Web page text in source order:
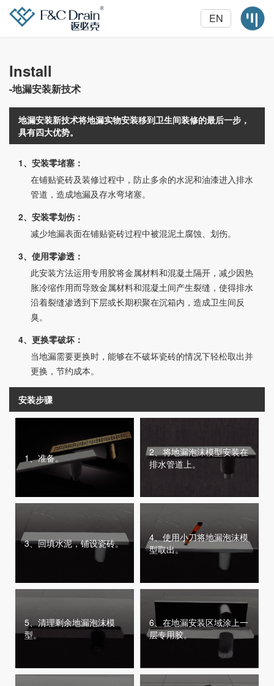
EN
Install
-地漏安装新技术
地漏安装新技术将地漏实物安装移到卫生间装修的最后一步，
具有四大优势。
1、安装零堵塞：
在铺贴瓷砖及装修过程中，防止多余的水泥和油漆进入排水
管道，造成地漏及存水弯堵塞。
2、安装零划伤：
减少地漏表面在铺贴瓷砖过程中被混泥土腐蚀、划伤。
3、使用零渗透：
此安装方法运用专用胶将金属材料和混凝土隔开，减少因热
胀冷缩作用而导致金属材料和混凝土间产生裂缝，使得排水
沿着裂缝渗透到下层或长期积聚在沉箱内，造成卫生间反
臭。
4、更换零破坏：
当地漏需要更换时，能够在不破坏瓷砖的情况下轻松取出并
更换，节约成本。
安装步骤
1、准备。
2、将地漏泡沫模型安装在
排水管道上。
3、回填水泥，铺设瓷砖。
4、使用小刀将地漏泡沫模
型取出。
5、清理剩余地漏泡沫模
型。
6、在地漏安装区域涂上一
层专用胶。